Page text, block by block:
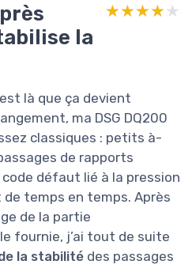
la
★★★★★
★★★★★
là que ça devient
ma DSG DQ200
classiques : petits à-
de rapports
défaut lié à la pression
temps en temps. Après
de la partie
fournie, j’ai tout de suite
la stabilité des passages